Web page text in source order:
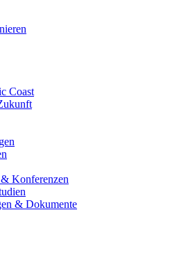
Coast
Konferenzen
& Dokumente